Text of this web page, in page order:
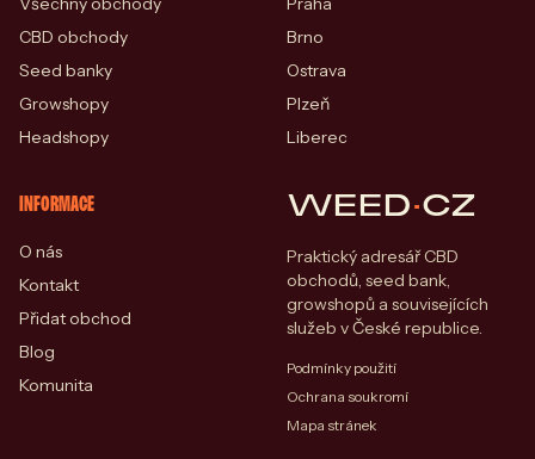
CBD obchody
Seed banky
Growshopy
Headshopy
Brno
Ostrava
Plzeň
Liberec
INFORMACE
O nás
Kontakt
Přidat obchod
Blog
Komunita
WEED·CZ
Praktický adresář CBD
obchodů, seed bank,
growshopů a souvisejících
služeb v České republice.
Podmínky použití
Ochrana soukromí
Mapa stránek